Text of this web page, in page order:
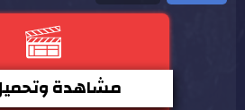
مشاهدة